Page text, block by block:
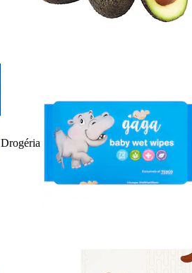
Drogéria